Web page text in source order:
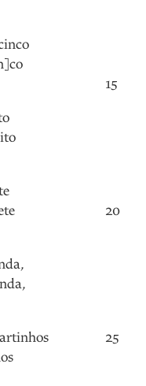
,
,
15
20
25